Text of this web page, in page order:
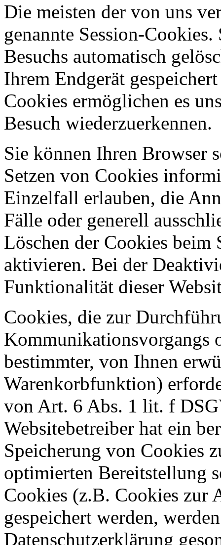
Die meisten der von uns
genannte Session-
Besuchs automatisch
Ihrem Endgerät
Cookies ermöglichen es
Besuch wiederzuerkennen.
Sie können Ihren Browser
Setzen von Cookies
Einzelfall erlauben, die
Fälle oder generell
Löschen der Cookies beim
aktivieren. Bei der
Funktionalität dieser
Cookies, die zur
Kommunikationsvorgangs
bestimmter, von Ihnen
Warenkorbfunktion)
von Art. 6 Abs. 1 lit. f
Websitebetreiber hat ein
Speicherung von Cookies
optimierten Bereitstellung
Cookies (z.B. Cookies zur
gespeichert werden,
Datenschutzerklärung